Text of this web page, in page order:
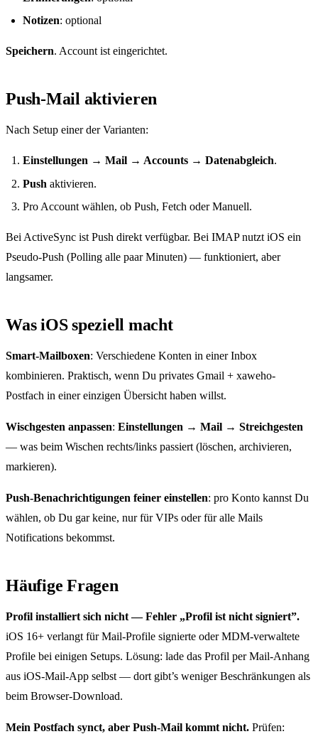
Notizen: optional
Speichern. Account ist eingerichtet.
Push-Mail aktivieren
Nach Setup einer der Varianten:
Einstellungen → Mail → Accounts → Datenabgleich.
Push aktivieren.
Pro Account wählen, ob Push, Fetch oder Manuell.
Bei ActiveSync ist Push direkt verfügbar. Bei IMAP nutzt iOS ein
Pseudo-Push (Polling alle paar Minuten) — funktioniert, aber
langsamer.
Was iOS speziell macht
Smart-Mailboxen: Verschiedene Konten in einer Inbox
kombinieren. Praktisch, wenn Du privates Gmail + xaweho-
Postfach in einer einzigen Übersicht haben willst.
Wischgesten anpassen: Einstellungen → Mail → Streichgesten
— was beim Wischen rechts/links passiert (löschen, archivieren,
markieren).
Push-Benachrichtigungen feiner einstellen: pro Konto kannst Du
wählen, ob Du gar keine, nur für VIPs oder für alle Mails
Notifications bekommst.
Häufige Fragen
Profil installiert sich nicht — Fehler „Profil ist nicht signiert”.
iOS 16+ verlangt für Mail-Profile signierte oder MDM-verwaltete
Profile bei einigen Setups. Lösung: lade das Profil per Mail-Anhang
aus iOS-Mail-App selbst — dort gibt’s weniger Beschränkungen als
beim Browser-Download.
Mein Postfach synct, aber Push-Mail kommt nicht. Prüfen: